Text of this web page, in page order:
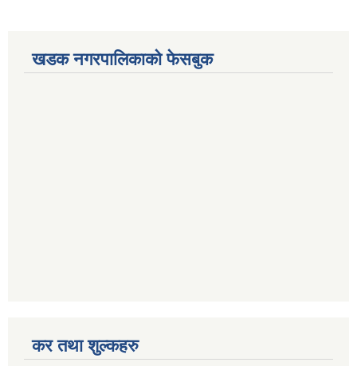
खडक नगरपालिकाको फेसबुक
कर तथा शुल्कहरु